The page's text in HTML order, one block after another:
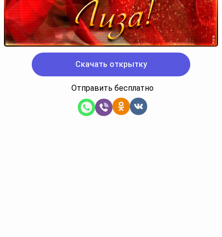
Скачать открытку
Отправить бесплатно